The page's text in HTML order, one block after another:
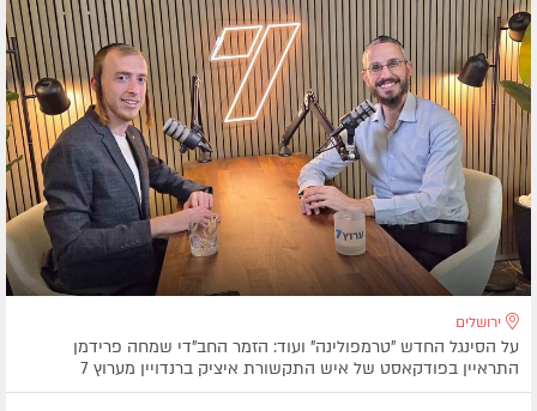
ירושלים
על הסינגל החדש "טרמפולינה" ועוד: הזמר החב"די שמחה פרידמן
התראיין בפודקאסט של איש התקשורת איציק ברנדויין מערוץ 7